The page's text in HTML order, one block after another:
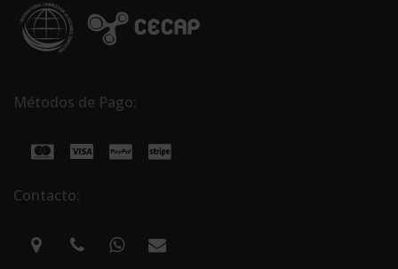
Métodos de Pago:
Contacto: